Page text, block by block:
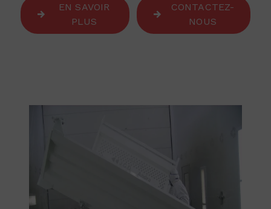
EN SAVOIR
PLUS
CONTACTEZ-
NOUS